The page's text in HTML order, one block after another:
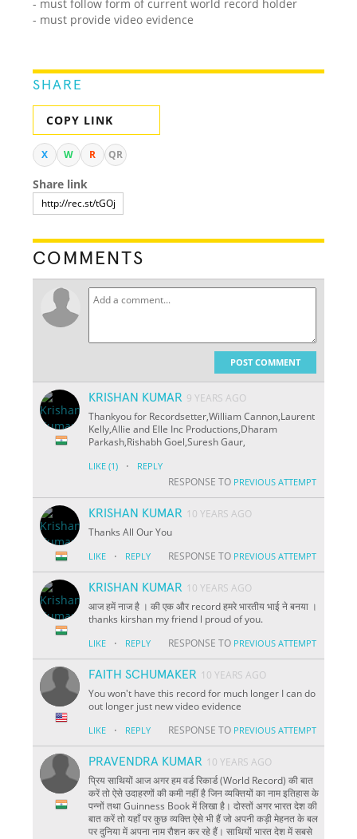
- must follow form of current world record holder
- must provide video evidence
SHARE
COPY LINK
X W R QR
Share link
COMMENTS
POST COMMENT
KRISHAN KUMAR 9 YEARS AGO
Thankyou for Recordsetter,William Cannon,Laurent
Kelly,Allie and Elle Inc Productions,Dharam
Parkash,Rishabh Goel,Suresh Gaur,
LIKE (1) · REPLY
RESPONSE TO PREVIOUS ATTEMPT
KRISHAN KUMAR 10 YEARS AGO
Thanks All Our You
LIKE · REPLY RESPONSE TO PREVIOUS ATTEMPT
KRISHAN KUMAR 10 YEARS AGO
आज हमें नाज है । की एक और record हमरे भारतीय भाई ने बनया ।
thanks kirshan my friend l proud of you.
LIKE · REPLY RESPONSE TO PREVIOUS ATTEMPT
FAITH SCHUMAKER 10 YEARS AGO
You won't have this record for much longer I can do
out longer just new video evidence
LIKE · REPLY RESPONSE TO PREVIOUS ATTEMPT
PRAVENDRA KUMAR 10 YEARS AGO
प्रिय साथियों आज अगर हम वर्ड रिकार्ड (World Record) की बात
करें तो ऐसे उदाहरणों की कमी नहीं है जिन व्यक्तियों का नाम इतिहास के
पन्नों तथा Guinness Book में लिखा है। दोस्तों अगर भारत देश की
बात करें तो यहाँ पर कुछ व्यक्ति ऐसे भी हैं जो अपनी कड़ी मेहनत के बल
पर दुनिया में अपना नाम रौशन कर रहे हैं। साथियों भारत देश में सबसे